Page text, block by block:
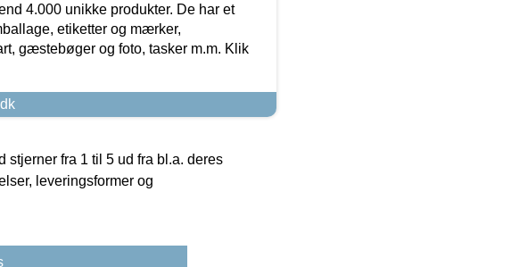
4.000 unikke produkter. De har et
etiketter og mærker,
gæstebøger og foto, tasker m.m. Klik
fra 1 til 5 ud fra bl.a. deres
leveringsformer og